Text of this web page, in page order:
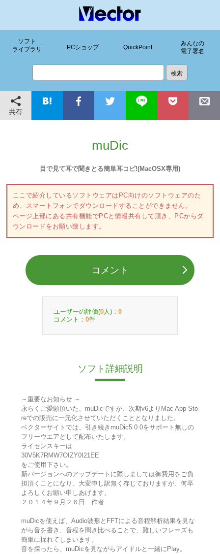
ソフト
ライブラリ
PCショップ QuickPoint
みんなの
電子署名
共有
muDic
目で見て耳で聞きとる簡単耳コピ!(MacOSX専用)
ここで紹介しているソフトウェアはPC向けのソフトウェアのた
め、スマートフォンでダウンロードすることができません。
ページ上部にある共有機能でPCと情報共有して頂き、PCからダ
ウンロードをお願い致します。
コメント
ユーザーの評価(0 人)： 0
コメント： 0件
ソフト詳細説明
～重要なお知らせ ～
永らくご愛願頂いた、muDicですが、次期v6よりMac App Sto
reでの販売に一元化させていただくこととなりました。
ベクターサイトでは、引き続きmuDic5.0.0をサポート無しの
フリーウエアとして配布いたします。
ライセンスキーは
30V5K7RMW7OIZY0I21EE
をご使用下さい。
新バージョンへのアップデートに際しましては御費用をご負
担頂くことになり、大変申し訳無く存じておりますが、何卒
よろしくお願い申しあげます。
２０１４年９月２６日 作者
muDicを使えば、Audio波形とFFTによる音程解析結果を見な
がら音を書き、音程を聞き比べることで、難しいフレーズも
簡単に採れてしまいます。
音を採ったら、muDicを見ながらアイドルと一緒にPlay。